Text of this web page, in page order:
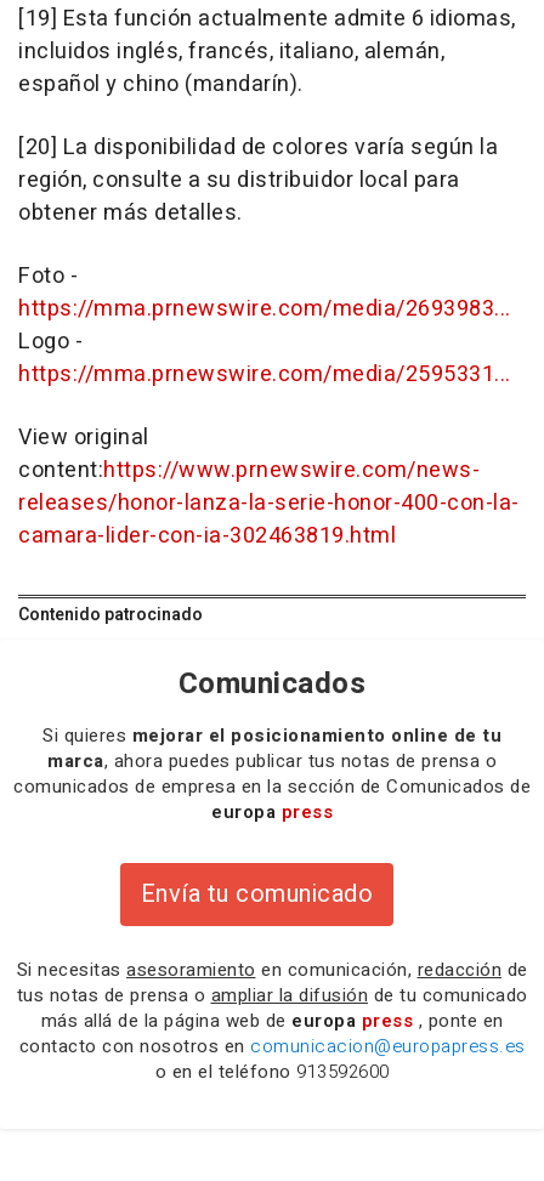
[19] Esta función actualmente admite 6 idiomas,
incluidos inglés, francés, italiano, alemán,
español y chino (mandarín).
[20] La disponibilidad de colores varía según la
región, consulte a su distribuidor local para
obtener más detalles.
Foto -
https://mma.prnewswire.com/media/2693983...
Logo -
https://mma.prnewswire.com/media/2595331...
View original
content:https://www.prnewswire.com/news-
releases/honor-lanza-la-serie-honor-400-con-la-
camara-lider-con-ia-302463819.html
Contenido patrocinado
Comunicados
Si quieres mejorar el posicionamiento online de tu
marca, ahora puedes publicar tus notas de prensa o
comunicados de empresa en la sección de Comunicados de
europa press
Envía tu comunicado
Si necesitas asesoramiento en comunicación, redacción de
tus notas de prensa o ampliar la difusión de tu comunicado
más allá de la página web de europa press , ponte en
contacto con nosotros en comunicacion@europapress.es
o en el teléfono 913592600